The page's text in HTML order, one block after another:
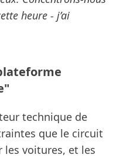
heure - j’ai
technique de
que le circuit
les voitures, et les